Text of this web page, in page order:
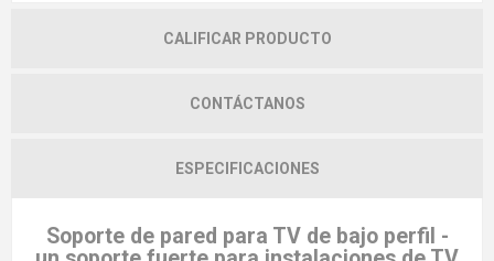
CALIFICAR PRODUCTO
CONTÁCTANOS
ESPECIFICACIONES
Soporte de pared para TV de bajo perfil -